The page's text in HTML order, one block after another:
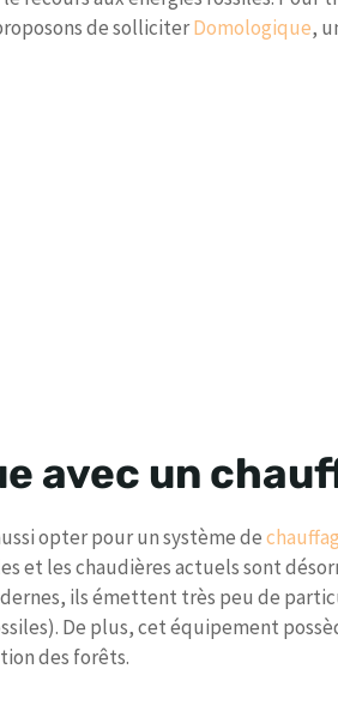
de solliciterDomologique,
avec un
opter pour un système de
et les chaudières actuels sont
ils émettent très peu de
De plus, cet équipement
des forêts.